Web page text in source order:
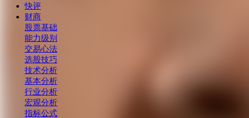
快评
财商
股票基础
能力级别
交易心法
选股技巧
技术分析
基本分析
行业分析
宏观分析
指标公式